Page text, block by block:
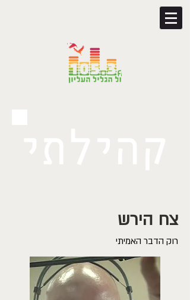
צח הירש
רוק הדבר האמיתי